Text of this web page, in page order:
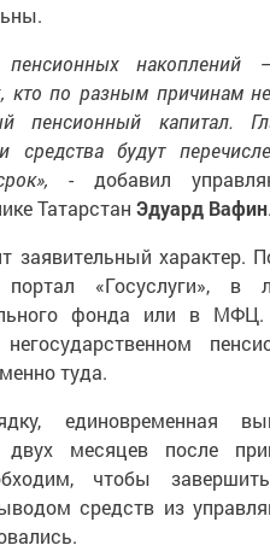
пенсионных накоплений
кто по разным причинам
пенсионный капитал.
средства будут
- добавил
Татарстан Эдуард Вафин
заявительный характер.
«Госуслуги», в
фонда или в
туда.
единовременная
двух месяцев после
чтобы
средств из